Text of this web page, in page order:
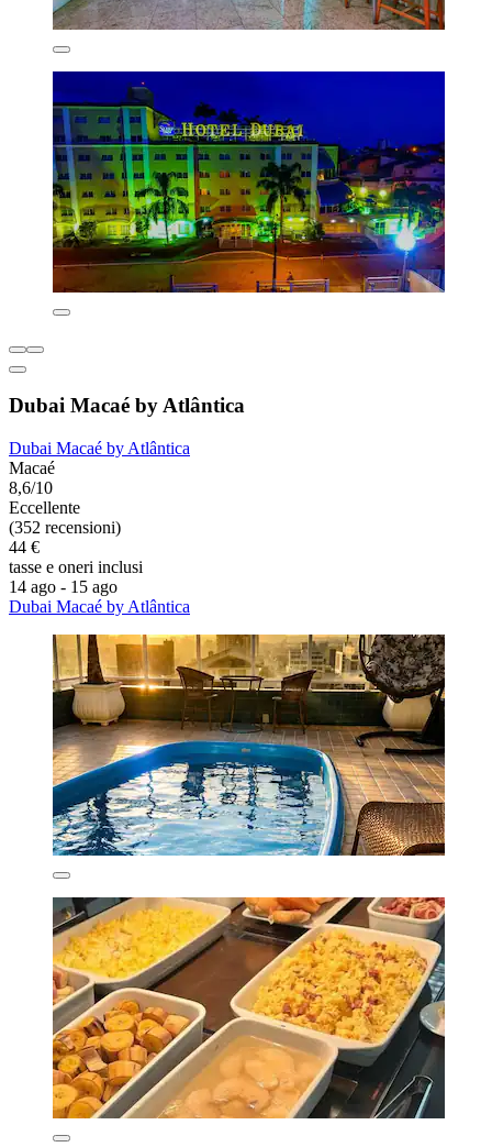
Dubai Macaé by Atlântica
Dubai Macaé by Atlântica
Macaé
8,6/10
Eccellente
(352 recensioni)
44 €
tasse e oneri inclusi
14 ago - 15 ago
Dubai Macaé by Atlântica